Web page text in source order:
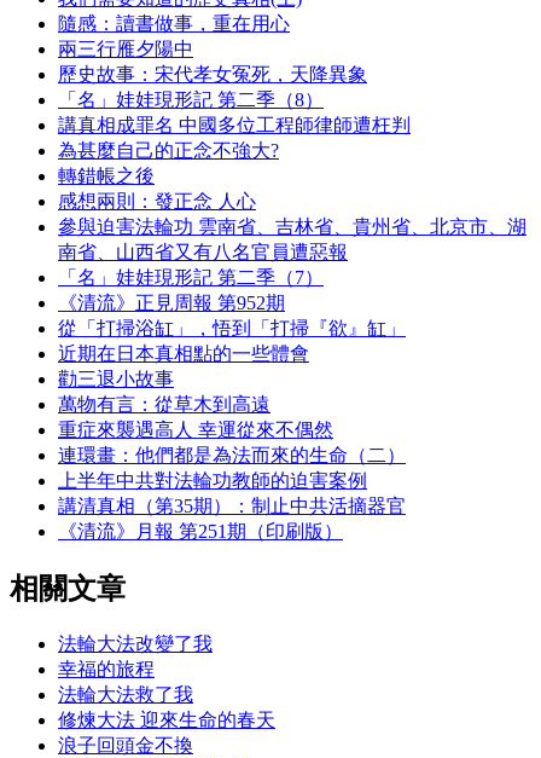
隨感：讀書做事，重在用心
兩三行雁夕陽中
歷史故事：宋代孝女冤死，天降異象
「名」娃娃現形記 第二季（8）
講真相成罪名 中國多位工程師律師遭枉判
為甚麼自己的正念不強大?
轉錯帳之後
感想兩則：發正念 人心
參與迫害法輪功 雲南省、吉林省、貴州省、北京市、湖
南省、山西省又有八名官員遭惡報
「名」娃娃現形記 第二季（7）
《清流》正見周報 第952期
從「打掃浴缸」，悟到「打掃『欲』缸」
近期在日本真相點的一些體會
勸三退小故事
萬物有言：從草木到高遠
重症來襲遇高人 幸運從來不偶然
連環畫：他們都是為法而來的生命（二）
上半年中共對法輪功教師的迫害案例
講清真相（第35期）：制止中共活摘器官
《清流》月報 第251期（印刷版）
相關文章
法輪大法改變了我
幸福的旅程
法輪大法救了我
修煉大法 迎來生命的春天
浪子回頭金不換